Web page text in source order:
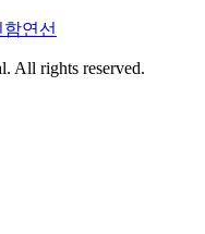
함연선
All rights reserved.